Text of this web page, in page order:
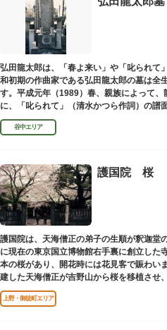
弘田龍太郎は、「春よ来い」や「叱られて
和初期の作曲家である弘田龍太郎の墓は全
す。平成元年（1989）春、親族によって、
に、「叱られて」（清水かつら作詞）の譜
き彫りされる碑が建立されました。
谷中エリア
護国院 桜
護国院は、天海僧正の弟子の生順が釈迦堂
に現在の東京国立博物館右手裏に創立した
本の桜があり、開花時には花見客で賑わい
建した天海僧正が吉野山から桜を移植させ
て今日に及んでいます。
上野・御徒町エリア